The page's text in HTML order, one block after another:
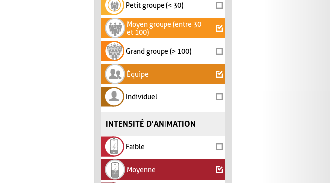
Petit groupe (< 30)
Moyen groupe (entre 30
et 100)
Grand groupe (> 100)
Équipe
Individuel
INTENSITÉ D'ANIMATION
Faible
Moyenne